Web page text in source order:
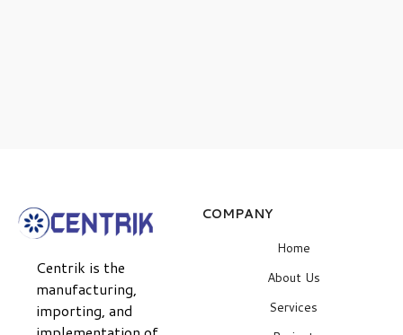
Centrik is the
manufacturing,
importing, and
COMPANY
Home
About Us
Services